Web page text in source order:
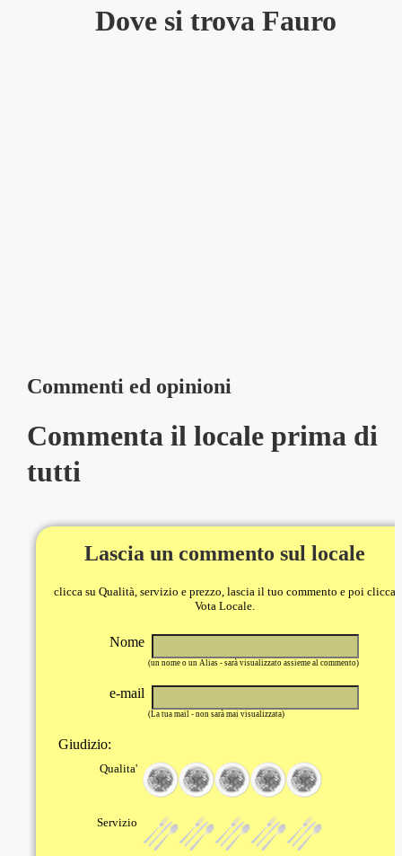
Dove si trova Fauro
Commenti ed opinioni
Commenta il locale prima di
tutti
Lascia un commento sul locale
clicca su Qualità, servizio e prezzo, lascia il tuo commento e poi clicca
Vota Locale.
Nome
(un nome o un Alias - sarà visualizzato assieme al commento)
e-mail
(La tua mail - non sarà mai visualizzata)
Giudizio:
Qualita'
Servizio